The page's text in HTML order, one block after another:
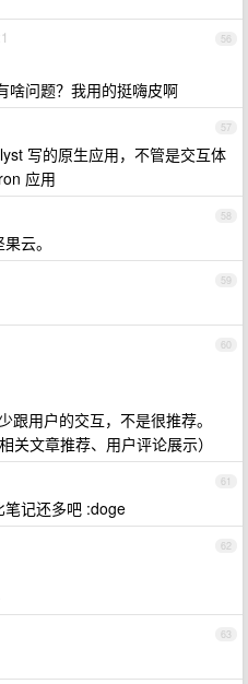
56
啥问题？我用的挺嗨皮啊
57
写的原生应用，不管是交互体
应用
58
云。
59
60
跟用户的交互，不是很推荐。
关文章推荐、用户评论展示）
61
记还多吧 :doge
62
63